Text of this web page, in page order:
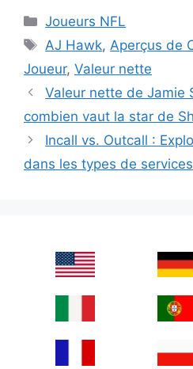
Categories
Joueurs NFL
Tags
AJ Hawk, Aperçus de
Joueur, Valeur nette
Valeur nette de Jamie
combien vaut la star de
Incall vs. Outcall :
dans les types de services